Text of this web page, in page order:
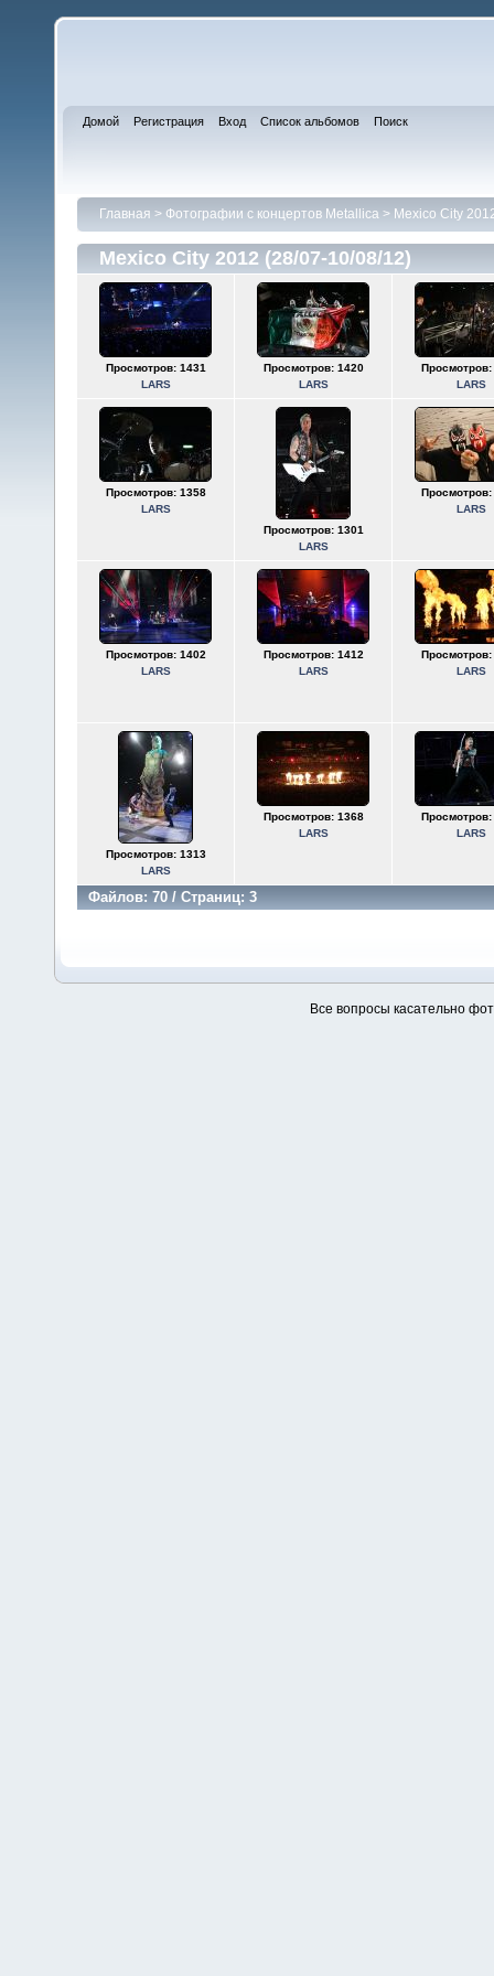
Домой Регистрация Вход Список альбомов Поиск
Главная > Фотографии с концертов Metallica > Mexico City
Mexico City 2012 (28/07-10/08/12)
Просмотров: 1431
LARS
Просмотров: 1420
LARS
Просмотров:
LARS
Просмотров: 1358
LARS
Просмотров: 1301
LARS
Просмотров:
LARS
Просмотров: 1402
LARS
Просмотров: 1412
LARS
Просмотров:
LARS
Просмотров: 1313
LARS
Просмотров: 1368
LARS
Просмотров:
LARS
Файлов: 70 / Страниц: 3
Все вопросы касательно